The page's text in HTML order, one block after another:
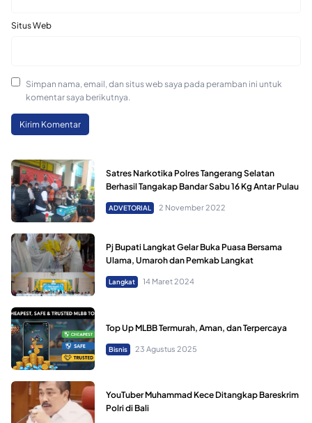
Situs Web
Simpan nama, email, dan situs web saya pada peramban ini untuk
komentar saya berikutnya.
Satres Narkotika Polres Tangerang Selatan
Berhasil Tangakap Bandar Sabu 16 Kg Antar Pulau
ADVETORIAL 2 November 2022
Pj Bupati Langkat Gelar Buka Puasa Bersama
Ulama, Umaroh dan Pemkab Langkat
Langkat 14 Maret 2024
Top Up MLBB Termurah, Aman, dan Terpercaya
Bisnis 23 Agustus 2025
YouTuber Muhammad Kece Ditangkap Bareskrim
Polri di Bali